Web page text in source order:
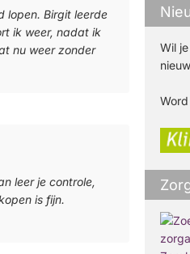
lopen. Birgit leerde
ik weer, nadat ik
nu weer zonder
leer je controle,
is fijn.
Wil